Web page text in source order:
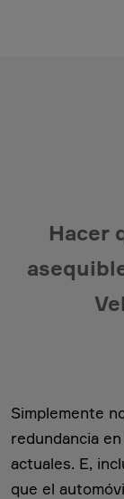
Hacer
Simplemente
redundancia
actuales. E,
que el